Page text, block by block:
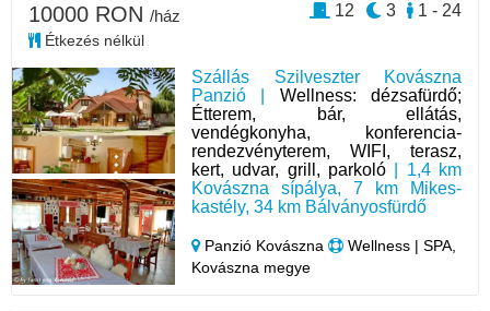
Szállás Szilveszter Kovászna
Panzió | Wellness: dézsafürdő;
Étterem, bár, ellátás,
vendégkonyha, konferencia-
rendezvényterem, WIFI, terasz,
kert, udvar, grill, parkoló | 1,4 km
Kovászna sípálya, 7 km Mikes-
kastély, 34 km Bálványosfürdő
Panzió Kovászna
Wellness | SPA,
Kovászna megye
10000 RON /ház
Étkezés nélkül
1 - 24
3
12